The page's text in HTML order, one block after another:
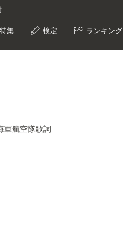
特集 検定 ランキング
軍航空隊歌詞